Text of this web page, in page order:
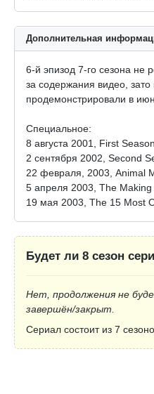
Дополнительная
6-й эпизод 7-го сезона не
за содержания видео,
продемонстрировали в
Специальное:
8 августа 2001, First
2 сентября 2002, Second
22 февраля, 2003, Animal
5 апреля 2003, The
19 мая 2003, The 15 Most
Будет ли 8 сезон
Нет, продолжения не
завершён/закрыт.
Сериал состоит из 7